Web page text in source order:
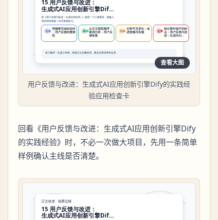
查看大图
用户反馈与改进：生成式AI应用创新引擎Dify的实践经
验应用检查卡
回看《用户反馈与改进：生成式AI应用创新引擎Dify
的实践经验》时，不必一次做大项目，先用一条简单
样例确认主线是否清楚。